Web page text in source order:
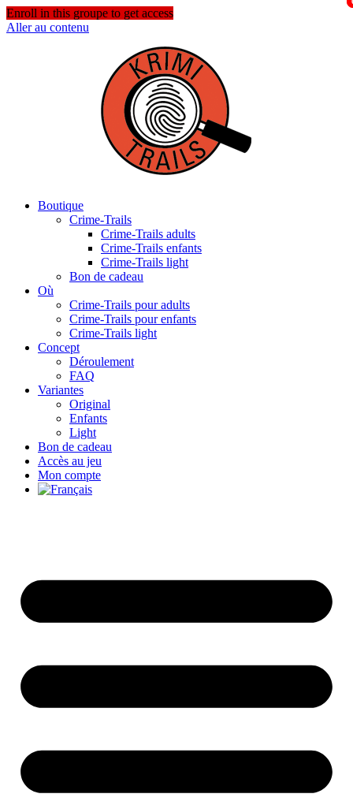
Enroll in this groupe to get access
Aller au contenu
Boutique
Crime-Trails
Crime-Trails adults
Crime-Trails enfants
Crime-Trails light
Bon de cadeau
Où
Crime-Trails pour adults
Crime-Trails pour enfants
Crime-Trails light
Concept
Déroulement
FAQ
Variantes
Original
Enfants
Light
Bon de cadeau
Accès au jeu
Mon compte